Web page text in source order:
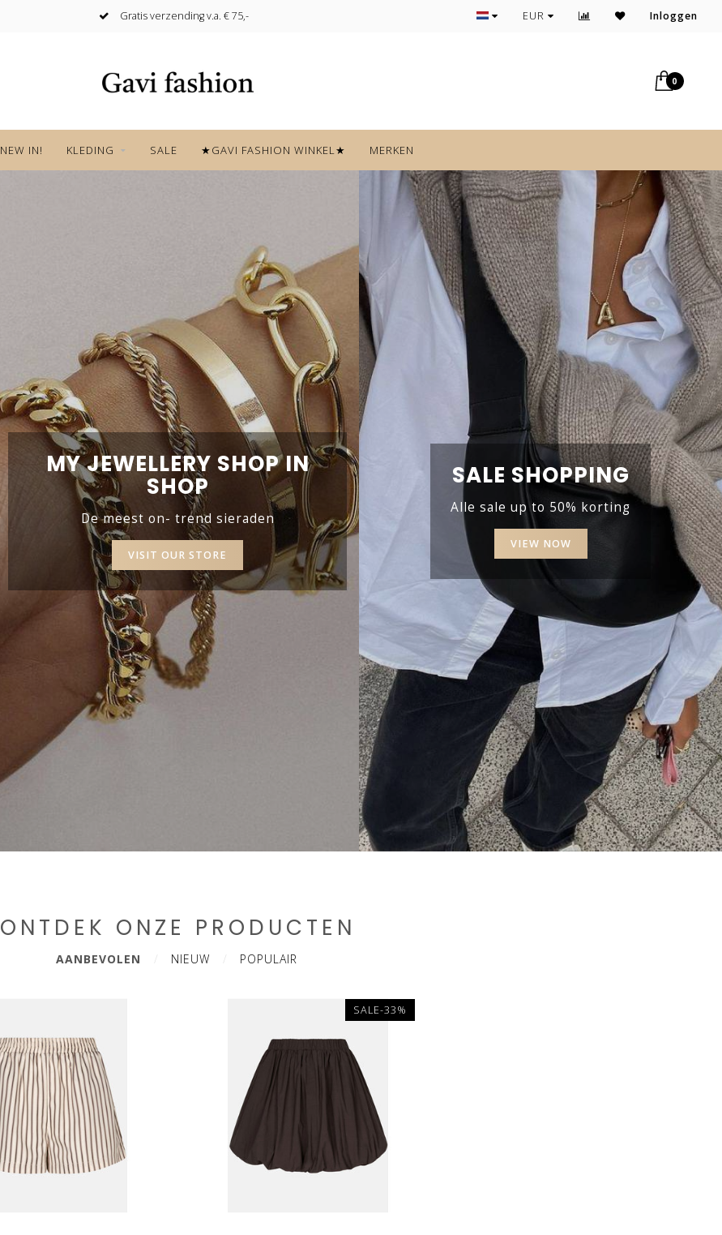
Mix&Match volgens de laatste trends Elke week nieuwe items
EUR Inloggen
0
NEW IN! KLEDING SALE ★GAVI FASHION WINKEL★ MERKEN
MY JEWELLERY SHOP IN
SHOP
De meest on- trend sieraden
VISIT OUR STORE
SALE SHOPPING
Alle sale up to 50% korting
VIEW NOW
ONTDEK ONZE PRODUCTEN
AANBEVOLEN NIEUW POPULAIR
SALE-33%